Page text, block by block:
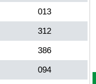
013
312
386
094